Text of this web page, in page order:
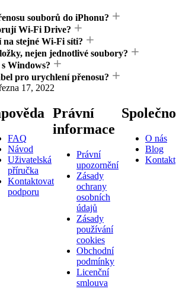
souborů do iPhonu?
Wi-Fi Drive?
stejné Wi-Fi síti?
nejen jednotlivé soubory?
Windows?
pro urychlení přenosu?
17, 2022
FAQ
Návod
Uživatelská
příručka
Kontaktovat
podporu
Právní
informace
Právní
upozornění
Zásady
ochrany
osobních
údajů
Zásady
používání
cookies
Obchodní
podmínky
Licenční
smlouva
O nás
Blog
Kontakt